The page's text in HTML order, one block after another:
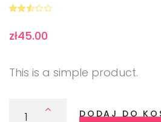
2.49
na 5
awie
ocen
zł45.00
This is a simple product.
Ilość Hoodie With Zipper
DODAJ DO